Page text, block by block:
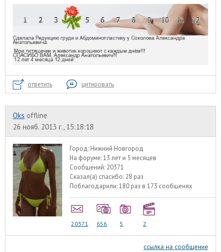
ответить цитировать
Oks offline
26 нояб. 2013 г., 15:18:18
Город: Нижний Новгород
На форуме:13 лет и 5 месяцев
Сообщений: 20371
Сказал(а) спасибо: 28 раз
Поблагодарили:180 раз в 173 сообщенях
20371 656 5 2
ссылка на сообщение